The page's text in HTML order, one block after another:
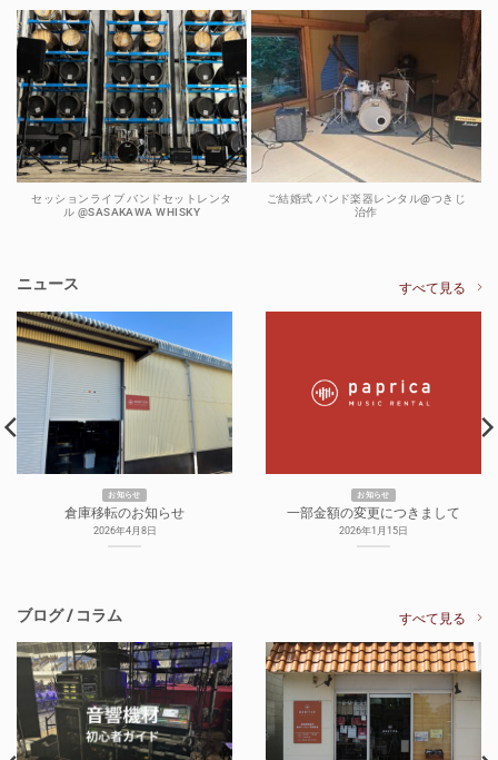
セッションライブ バンドセットレンタ
ル @SASAKAWA WHISKY
ご結婚式 バンド楽器レンタル@つきじ
治作
ニュース すべて見る
お知らせ
倉庫移転のお知らせ
2026年4月8日
お知らせ
一部金額の変更につきまして
2026年1月15日
ブログ / コラム すべて見る